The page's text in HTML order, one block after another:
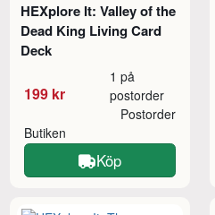
HEXplore It: Valley of the
Dead King Living Card
Deck
199 kr
1 på
postorder
Butiken
Postorder
Köp